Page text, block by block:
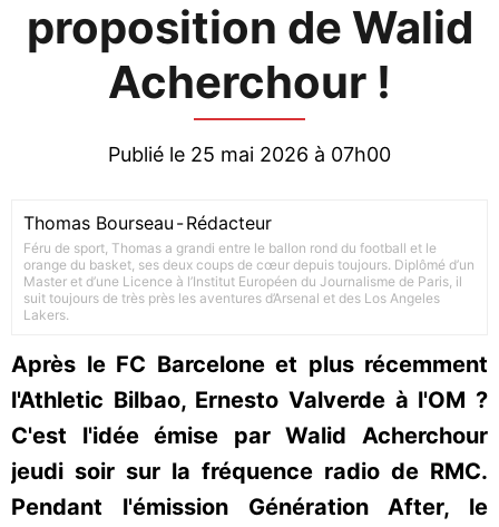
proposition de Walid
Acherchour !
Publié le 25 mai 2026 à 07h00
Thomas Bourseau -Rédacteur
Féru de sport, Thomas a grandi entre le ballon rond du football et le
orange du basket, ses deux coups de cœur depuis toujours. Diplômé d’un
Master et d’une Licence à l’Institut Européen du Journalisme de Paris, il
suit toujours de très près les aventures d’Arsenal et des Los Angeles
Lakers.
Après le FC Barcelone et plus récemment
l'Athletic Bilbao, Ernesto Valverde à l'OM ?
C'est l'idée émise par Walid Acherchour
jeudi soir sur la fréquence radio de RMC.
Pendant l'émission Génération After, le